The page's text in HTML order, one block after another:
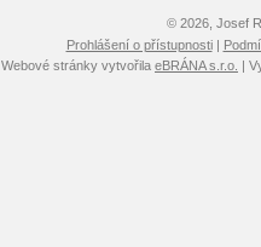
© 2026, Josef
Prohlášení o přístupnosti|
Webové stránky vytvořila eBRÁNA s.r.o. |